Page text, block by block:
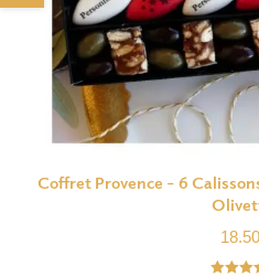
Coffret Provence – 6
18.50